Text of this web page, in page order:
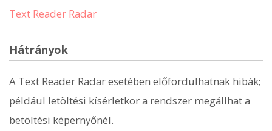
Text Reader Radar
Hátrányok
A Text Reader Radar esetében előfordulhatnak hibák;
például letöltési kísérletkor a rendszer megállhat a
betöltési képernyőnél.